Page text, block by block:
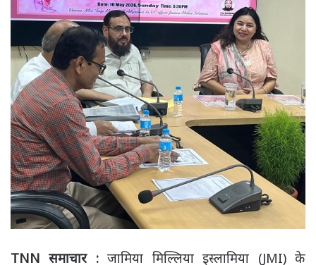
TNN समाचार :जामिया मिल्लिया इस्लामिया (JMI) के